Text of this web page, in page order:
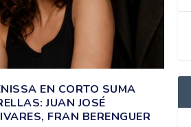
EN CORTO SUMA
JUAN JOSÉ
FRAN BERENGUER